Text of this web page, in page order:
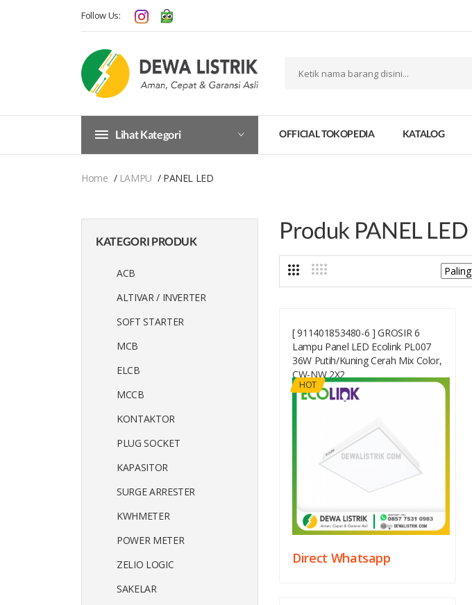
Follow Us:
Lihat Kategori OFFICIAL TOKOPEDIA KATALOG
Home LAMPU PANEL LED
KATEGORI PRODUK
ACB
ALTIVAR / INVERTER
SOFT STARTER
MCB
ELCB
MCCB
KONTAKTOR
PLUG SOCKET
KAPASITOR
SURGE ARRESTER
KWHMETER
POWER METER
ZELIO LOGIC
SAKELAR
Produk PANEL LED
[ 911401853480-6 ] GROSIR 6
Lampu Panel LED Ecolink PL007
36W Putih/Kuning Cerah Mix Color,
CW-NW 2X2
HOT
Direct Whatsapp